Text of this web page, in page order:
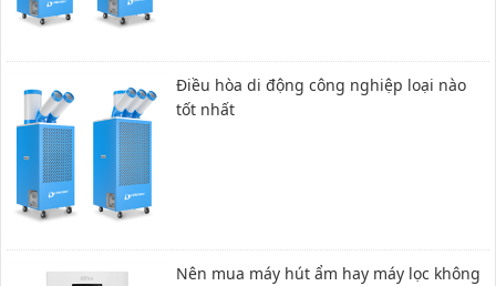
Điều hòa di động công nghiệp loại nào
tốt nhất
Nên mua máy hút ẩm hay máy lọc không